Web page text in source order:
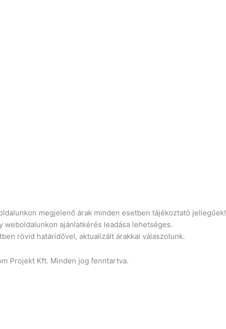
megjelenő árak minden esetben tájékoztató jellegűek!
weboldalunkon ajánlatkérés leadása lehetséges.
rövid határidővel, aktualizált árakkal válaszolunk.
Projekt Kft. Minden jog fenntartva.